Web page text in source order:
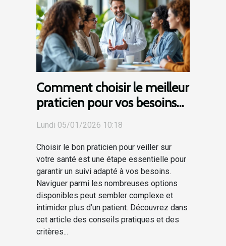
Comment choisir le meilleur
praticien pour vos besoins
de santé?
Lundi 05/01/2026 10:18
Choisir le bon praticien pour veiller sur
votre santé est une étape essentielle pour
garantir un suivi adapté à vos besoins.
Naviguer parmi les nombreuses options
disponibles peut sembler complexe et
intimider plus d’un patient. Découvrez dans
cet article des conseils pratiques et des
critères...